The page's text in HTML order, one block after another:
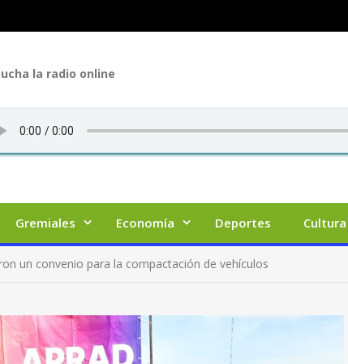
la radio online
Gremiales Economía Deportes Cultura
un convenio para la compactación de vehículos